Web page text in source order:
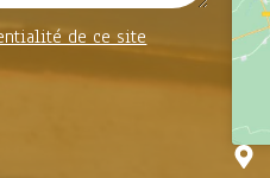
de ce site